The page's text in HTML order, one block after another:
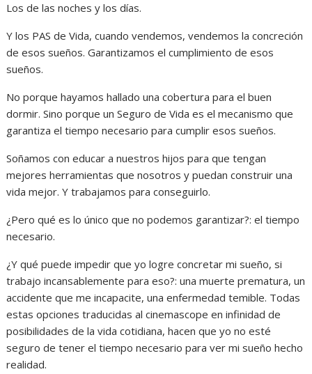
Los de las noches y los días.
Y los PAS de Vida, cuando vendemos, vendemos la concreción
de esos sueños. Garantizamos el cumplimiento de esos
sueños.
No porque hayamos hallado una cobertura para el buen
dormir. Sino porque un Seguro de Vida es el mecanismo que
garantiza el tiempo necesario para cumplir esos sueños.
Soñamos con educar a nuestros hijos para que tengan
mejores herramientas que nosotros y puedan construir una
vida mejor. Y trabajamos para conseguirlo.
¿Pero qué es lo único que no podemos garantizar?: el tiempo
necesario.
¿Y qué puede impedir que yo logre concretar mi sueño, si
trabajo incansablemente para eso?: una muerte prematura, un
accidente que me incapacite, una enfermedad temible. Todas
estas opciones traducidas al cinemascope en infinidad de
posibilidades de la vida cotidiana, hacen que yo no esté
seguro de tener el tiempo necesario para ver mi sueño hecho
realidad.